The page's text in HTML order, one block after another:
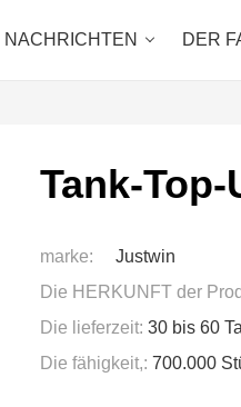
NACHRICHTEN DER
Tank-
marke:
Justwin
Die HERKUNFT der
Die lieferzeit: 30 bis 60
Die fähigkeit,: 700.000